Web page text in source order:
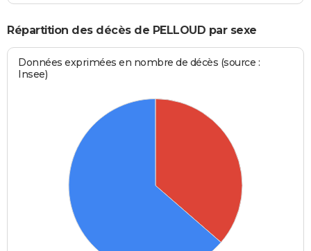
Répartition des décès de PELLOUD par sexe
Données exprimées en nombre de décès (source :
Insee)